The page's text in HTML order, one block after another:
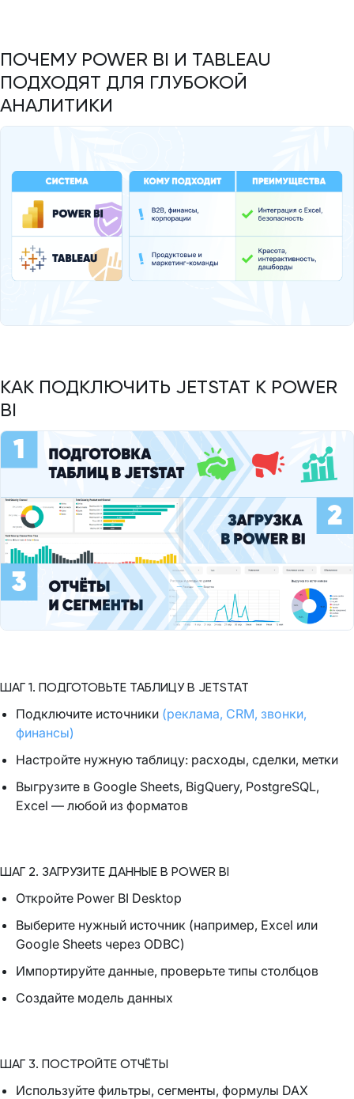
ПОЧЕМУ POWER BI И TABLEAU
ПОДХОДЯТ ДЛЯ ГЛУБОКОЙ
АНАЛИТИКИ
КАК ПОДКЛЮЧИТЬ JETSTAT К POWER
BI
ШАГ 1. ПОДГОТОВЬТЕ ТАБЛИЦУ В JETSTAT
Подключите источники (реклама, CRM, звонки,
финансы)
Настройте нужную таблицу: расходы, сделки, метки
Выгрузите в Google Sheets, BigQuery, PostgreSQL,
Excel — любой из форматов
ШАГ 2. ЗАГРУЗИТЕ ДАННЫЕ В POWER BI
Откройте Power BI Desktop
Выберите нужный источник (например, Excel или
Google Sheets через ODBC)
Импортируйте данные, проверьте типы столбцов
Создайте модель данных
ШАГ 3. ПОСТРОЙТЕ ОТЧЁТЫ
Используйте фильтры, сегменты, формулы DAX